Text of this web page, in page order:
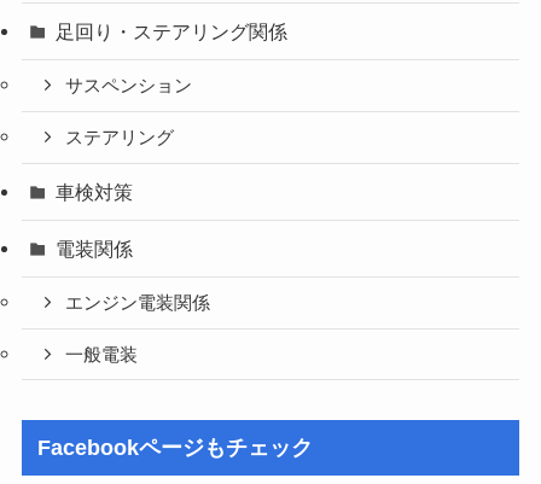
足回り・ステアリング関係
サスペンション
ステアリング
車検対策
電装関係
エンジン電装関係
一般電装
Facebookページもチェック